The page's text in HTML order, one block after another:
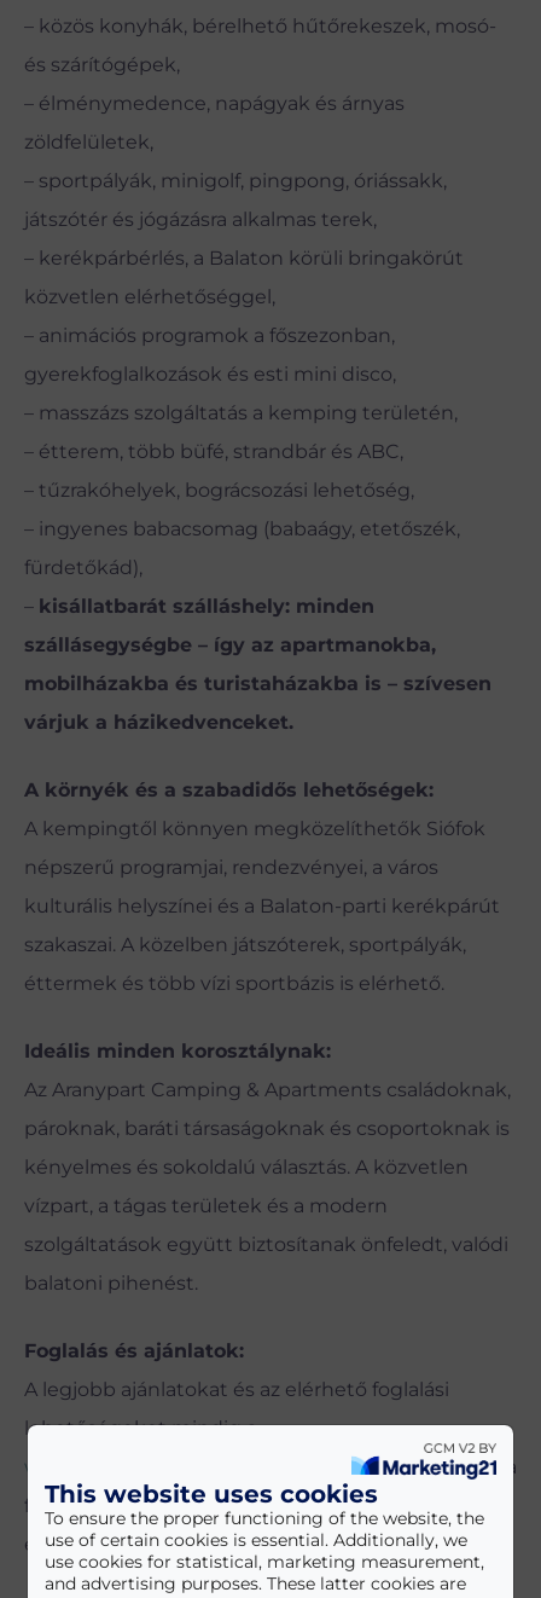
– közös konyhák, bérelhető hűtőrekeszek, mosó-
és szárítógépek,
– élménymedence, napágyak és árnyas
zöldfelületek,
– sportpályák, minigolf, pingpong, óriássakk,
játszótér és jógázásra alkalmas terek,
– kerékpárbérlés, a Balaton körüli bringakörút
közvetlen elérhetőséggel,
– animációs programok a főszezonban,
gyerekfoglalkozások és esti mini disco,
– masszázs szolgáltatás a kemping területén,
– étterem, több büfé, strandbár és ABC,
– tűzrakóhelyek, bográcsozási lehetőség,
– ingyenes babacsomag (babaágy, etetőszék,
fürdetőkád),
– kisállatbarát szálláshely: minden
szállásegységbe – így az apartmanokba,
mobilházakba és turistaházakba is – szívesen
várjuk a házikedvenceket.
A környék és a szabadidős lehetőségek:
A kempingtől könnyen megközelíthetők Siófok
népszerű programjai, rendezvényei, a város
kulturális helyszínei és a Balaton-parti kerékpárút
szakaszai. A közelben játszóterek, sportpályák,
éttermek és több vízi sportbázis is elérhető.
Ideális minden korosztálynak:
Az Aranypart Camping & Apartments családoknak,
pároknak, baráti társaságoknak és csoportoknak is
kényelmes és sokoldalú választás. A közvetlen
vízpart, a tágas területek és a modern
szolgáltatások együtt biztosítanak önfeledt, valódi
balatoni pihenést.
Foglalás és ajánlatok:
A legjobb ajánlatokat és az elérhető foglalási
lehetőségeket mindig a
www.aranypartcamping.hu
oldalon találják, ahol a
foglalás gyorsan, egyszerűen és biztonságosan
elvégezhető.
This website uses cookies
To ensure the proper functioning of the website, the
use of certain cookies is essential. Additionally, we
use cookies for statistical, marketing measurement,
and advertising purposes. These latter cookies are